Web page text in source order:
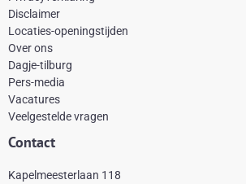
o
k
-
f
e
t
r
Disclaimer
Locaties-openingstijden
Over ons
Dagje-tilburg
Pers-media
Vacatures
Veelgestelde vragen
Contact
Kapelmeesterlaan 118